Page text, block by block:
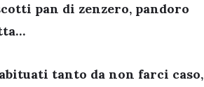
pan di zenzero, pandoro
tanto da non farci caso,